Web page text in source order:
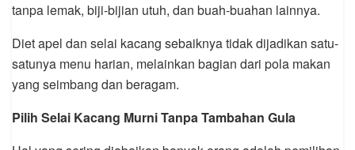
tanpa lemak, biji-bijian utuh, dan buah-buahan lainnya.
Diet apel dan selai kacang sebaiknya tidak dijadikan satu-
satunya menu harian, melainkan bagian dari pola makan
yang seimbang dan beragam.
Pilih Selai Kacang Murni Tanpa Tambahan Gula